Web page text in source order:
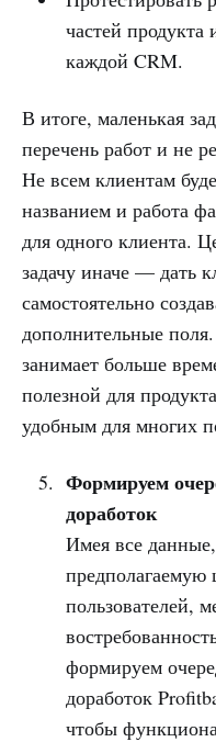
частей
каждой CRM.
В итоге, маленькая
перечень работ и не
Не всем клиентам
названием и работа
для одного клиента.
задачу иначе — дать
самостоятельно
дополнительные
занимает больше
полезной для
удобным для многих
Формируем
доработок
Имея все
предполагаемую
пользователей,
формируем
доработок
чтобы